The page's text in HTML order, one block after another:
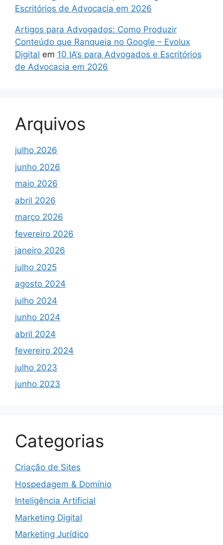
Escritórios de Advocacia em 2026
Artigos para Advogados: Como Produzir
Conteúdo que Ranqueia no Google – Evolux
Digital em 10 IA’s para Advogados e Escritórios
de Advocacia em 2026
Arquivos
julho 2026
junho 2026
maio 2026
abril 2026
março 2026
fevereiro 2026
janeiro 2026
julho 2025
agosto 2024
julho 2024
junho 2024
abril 2024
fevereiro 2024
julho 2023
junho 2023
Categorias
Criação de Sites
Hospedagem & Domínio
Inteligência Artificial
Marketing Digital
Marketing Jurídico